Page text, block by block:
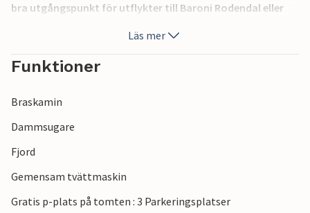
bra utgångspunkt för utflykter till Baroni Rodendal eller
Folgefonna-glaciären, det spektakulära vattenfallet
Låtefossen och den populära klippan Trolltunga. Eller vad
sägs om en tur med expressbåten till Bergen? Där kan du
Välkommen till din fiske- och vandringssemester med hela
Läs mer
Funktioner
Braskamin
Dammsugare
Fjord
Gemensam tvättmaskin
Gratis p-plats på tomten : 3 Parkeringsplatser